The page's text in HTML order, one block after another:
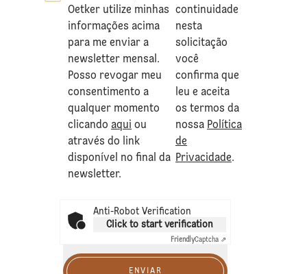
Oetker utilize minhas
informações acima
para me enviar a
newsletter mensal.
Posso revogar meu
consentimento a
qualquer momento
clicando aqui ou
através do link
disponível no final da
newsletter.
continuidade
nesta
solicitação
você
confirma que
leu e aceita
os termos da
nossa Política
de
Privacidade.
Anti-Robot Verification
Click to start verification
FriendlyCaptcha ⇗
ENVIAR